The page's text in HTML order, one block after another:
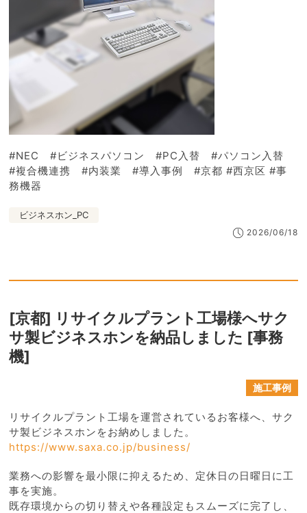
#NEC #ビジネスパソコン #PC入替 #パソコン入替
#複合機連携 #内装業 #導入事例 #京都 #西京区 #事
務機器
ビジネスホン_PC
2026/06/18
[京都] リサイクルプラント工場様へサク
サ製ビジネスホンを納品しました [事務
機]
施工事例
リサイクルプラント工場を運営されているお客様へ、サク
サ製ビジネスホンをお納めしました。
https://www.saxa.co.jp/business/
業務への影響を最小限に抑えるため、定休日の日曜日に工
事を実施。
既存環境からの切り替えや各種設定もスムーズに完了し、